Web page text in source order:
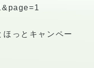
っとキャンペー